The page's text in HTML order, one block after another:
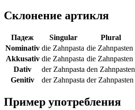
Склонение артикля
Падеж Singular
Plural
Nominativ die Zahnpasta die Zahnpasten
Akkusativ die Zahnpasta die Zahnpasten
Dativ
der Zahnpasta den Zahnpasten
Genitiv
der Zahnpasta der Zahnpasten
Пример употребления